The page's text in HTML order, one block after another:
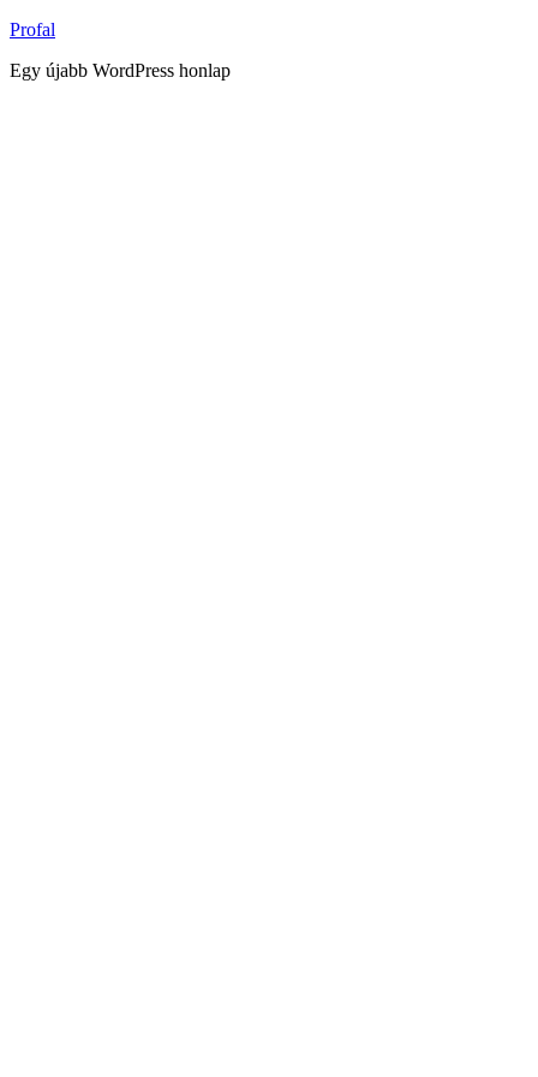
Tartalomhoz
Profal
Egy újabb WordPress honlap